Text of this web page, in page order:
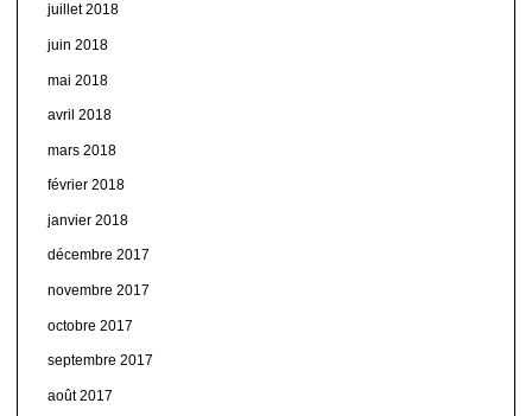
juillet 2018
juin 2018
mai 2018
avril 2018
mars 2018
février 2018
janvier 2018
décembre 2017
novembre 2017
octobre 2017
septembre 2017
août 2017